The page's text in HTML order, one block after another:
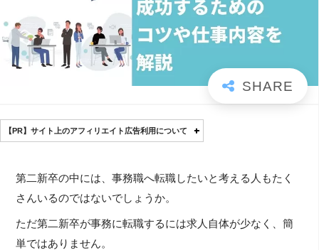
【PR】サイト上のアフィリエイト広告利用について
第二新卒の中には、事務職へ転職したいと考える人もたく
さんいるのではないでしょうか。
ただ第二新卒が事務に転職するには求人自体が少なく、簡
単ではありません。